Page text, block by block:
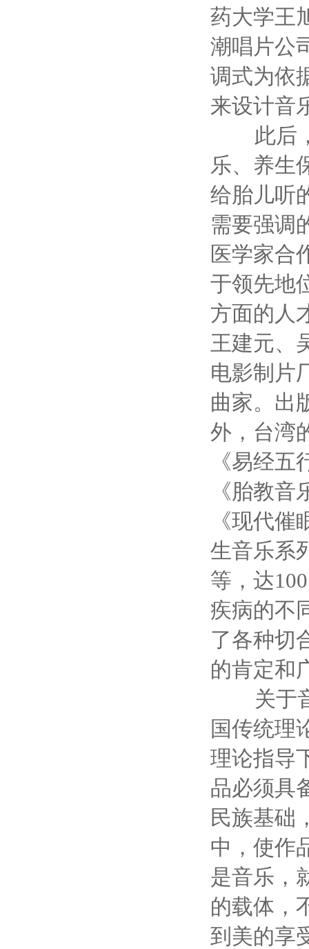
药大学王
潮唱片公
调式为依
来设计音
此后，
乐、养生
给胎儿听
需要强调
医学家合
于领先地
方面的人
王建元、
电影制片
曲家。出
外，台湾
《易经
《胎教
《现代
生音乐系
等，达
疾病的不
了各种切
的肯定和
关于音
国传统理
理论指导
品必须具
民族基础
中，使作
是音乐，
的载体，
到美的享